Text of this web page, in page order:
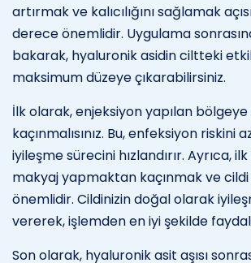
artırmak ve kalıcılığını sağlamak
derece önemlidir. Uygulama
bakarak, hyaluronik asidin ciltteki
maksimum düzeye çıkarabilirsiniz.
İlk olarak, enjeksiyon yapılan
kaçınmalısınız. Bu, enfeksiyon riskini
iyileşme sürecini hızlandırır. Ayrıca,
makyaj yapmaktan kaçınmak ve
önemlidir. Cildinizin doğal olarak
vererek, işlemden en iyi şekilde
Son olarak, hyaluronik asit aşısı